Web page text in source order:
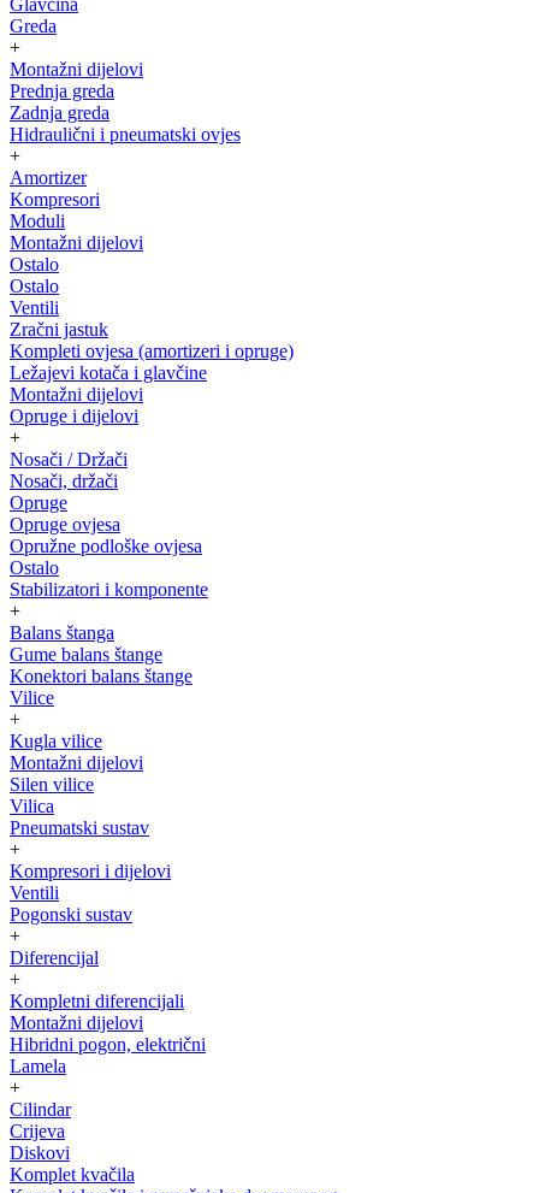
Glavčina
Greda
+
Montažni dijelovi
Prednja greda
Zadnja greda
Hidraulični i pneumatski ovjes
+
Amortizer
Kompresori
Moduli
Montažni dijelovi
Ostalo
Ostalo
Ventili
Zračni jastuk
Kompleti ovjesa (amortizeri i opruge)
Ležajevi kotača i glavčine
Montažni dijelovi
Opruge i dijelovi
+
Nosači / Držači
Nosači, držači
Opruge
Opruge ovjesa
Opružne podloške ovjesa
Ostalo
Stabilizatori i komponente
+
Balans štanga
Gume balans štange
Konektori balans štange
Vilice
+
Kugla vilice
Montažni dijelovi
Silen vilice
Vilica
Pneumatski sustav
+
Kompresori i dijelovi
Ventili
Pogonski sustav
+
Diferencijal
+
Kompletni diferencijali
Montažni dijelovi
Hibridni pogon, električni
Lamela
+
Cilindar
Crijeva
Diskovi
Komplet kvačila